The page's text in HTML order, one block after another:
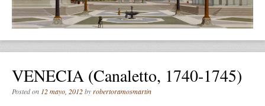
VENECIA (Canaletto, 1740-1745)
Posted on 12 mayo, 2012byrobertoramosmartin